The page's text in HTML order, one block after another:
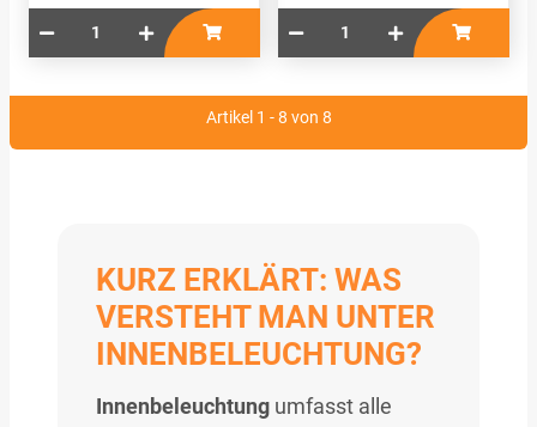
Artikel 1 - 8 von 8
KURZ ERKLÄRT: WAS
VERSTEHT MAN UNTER
INNENBELEUCHTUNG?
Innenbeleuchtung umfasst alle